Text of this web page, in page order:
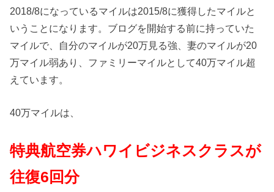
2018/8になっているマイルは2015/8に獲得したマイルと
いうことになります。ブログを開始する前に持っていた
マイルで、自分のマイルが20万見る強、妻のマイルが20
万マイル弱あり、ファミリーマイルとして40万マイル超
えています。
40万マイルは、
特典航空券ハワイビジネスクラスが
往復6回分